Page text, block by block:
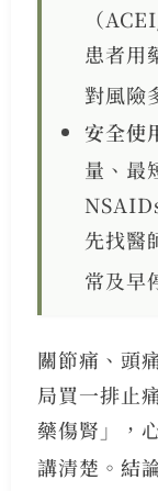
（
患者用
對風險
安全使
量、最
先找醫
常及早
關節痛、頭
局買一排止
藥傷腎」，
講清楚。 結